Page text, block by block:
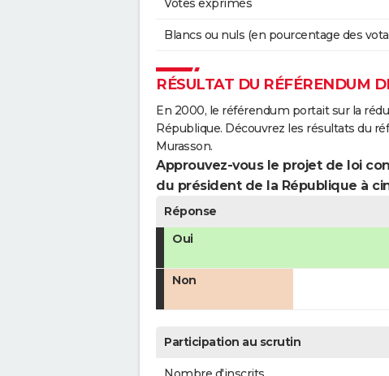
Votes exprimés
Blancs ou nuls (en pourcentage des
RÉSULTAT DU RÉFÉRENDUM
En 2000, le référendum portait sur la
République. Découvrez les résultats du
Murasson.
Approuvez-vous le projet de loi
du président de la République à
Réponse
Oui
Non
Participation au scrutin